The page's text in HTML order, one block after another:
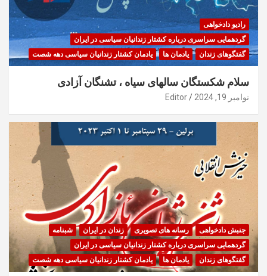
رادیو دادخواهی
گردهمایی سراسری درباره کشتار زندانیان سیاسی در ایران
گفتگوهای زندان
یادمان ها یادمان کشتار زندانیان سیاسی دهه شصت
سلام شکستگان سالهای سیاه ، تشنگان آزادی
نوامبر 19, 2024 Editor
جنبش دادخواهی رسانه های تصویری زندان در ایران
شبنامه
گردهمایی سراسری درباره کشتار زندانیان سیاسی در ایران
گفتگوهای زندان
یادمان ها یادمان کشتار زندانیان سیاسی دهه شصت